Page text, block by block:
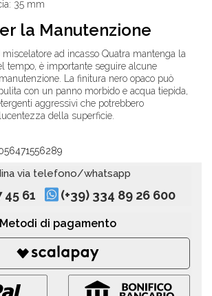
35 mm
la Manutenzione
miscelatore ad incasso Quatra mantenga la
tempo, è importante seguire alcune
La finitura nero opaco può
con un panno morbido e acqua tiepida,
aggressivi che potrebbero
della superficie.
via telefono/whatsapp
45 61 (+39) 334 89 26 600
Metodi di pagamento